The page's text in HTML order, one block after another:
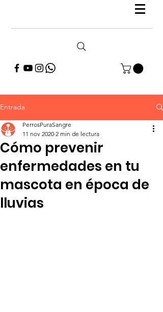
Entrada
Cómo prevenir
enfermedades en tu
mascota en época de
lluvias
PerrosPuraSangre
11 nov 2020 2 min de lectura